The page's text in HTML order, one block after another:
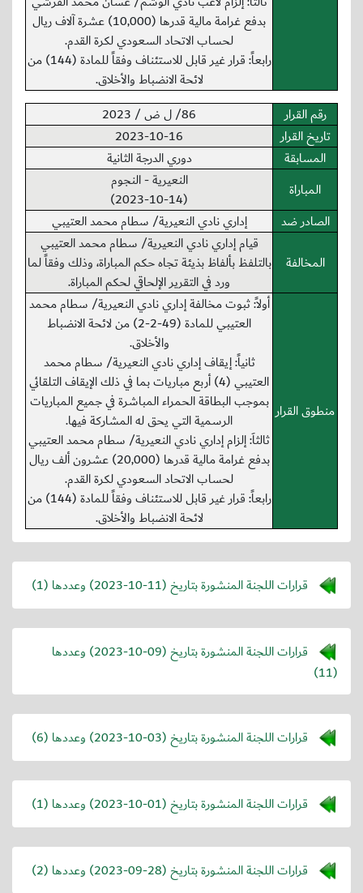
بدفع غرامة مالية قدرها (10,000) عشرة آلاف ريال
لحساب الاتحاد السعودي لكرة القدم.
رابعاً: قرار غير قابل للاستئناف وفقاً للمادة (144) من
لائحة الانضباط والأخلاق.
رقم القرار
86/ ل ض / 2023
تاريخ القرار
2023-10-16
المسابقة
دوري الدرجة الثانية
المباراة
النعيرية - النجوم
(2023-10-14)
الصادر ضد
إداري نادي النعيرية/ سطام محمد العتيبي
المخالفة
قيام إداري نادي النعيرية/ سطام محمد العتيبي
بالتلفظ بألفاظ بذيئة تجاه حكم المباراة، وذلك وفقاً لما
ورد في التقرير الإلحاقي لحكم المباراة.
منطوق القرار
أولاً: ثبوت مخالفة إداري نادي النعيرية/ سطام محمد
العتيبي للمادة (49-2-2) من لائحة الانضباط
والأخلاق.
ثانياً: إيقاف إداري نادي النعيرية/ سطام محمد
العتيبي (4) أربع مباريات بما في ذلك الإيقاف التلقائي
بموجب البطاقة الحمراء المباشرة في جميع المباريات
الرسمية التي يحق له المشاركة فيها.
ثالثاَ: إلزام إداري نادي النعيرية/ سطام محمد العتيبي
بدفع غرامة مالية قدرها (20,000) عشرون ألف ريال
لحساب الاتحاد السعودي لكرة القدم.
رابعاً: قرار غير قابل للاستئناف وفقاً للمادة (144) من
لائحة الانضباط والأخلاق.
قرارات اللجنة المنشورة بتاريخ (2023-10-11) وعددها (1)
قرارات اللجنة المنشورة بتاريخ (2023-10-09) وعددها
(11)
قرارات اللجنة المنشورة بتاريخ (2023-10-03) وعددها (6)
قرارات اللجنة المنشورة بتاريخ (2023-10-01) وعددها (1)
قرارات اللجنة المنشورة بتاريخ (2023-09-28) وعددها (2)